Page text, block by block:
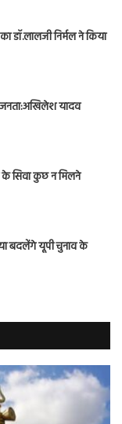
डॉ.लालजी निर्मल ने किया
जनता:अखिलेश यादव
के सिवा कुछ न मिलने
बदलेंगे यूपी चुनाव के